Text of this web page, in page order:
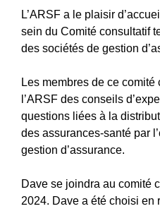
L’ARSF a le plaisir
sein du Comité consultatif
des sociétés de gestion
Les membres de ce
l’ARSF des conseils
questions liées à la
des assurances-santé par
gestion d’assurance.
Dave se joindra au comité
2024. Dave a été choisi en